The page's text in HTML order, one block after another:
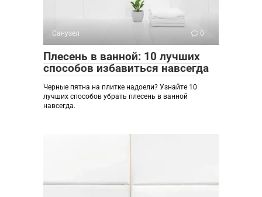
Санузел 0
Плесень в ванной: 10 лучших
способов избавиться навсегда
Черные пятна на плитке надоели? Узнайте 10
лучших способов убрать плесень в ванной
навсегда.